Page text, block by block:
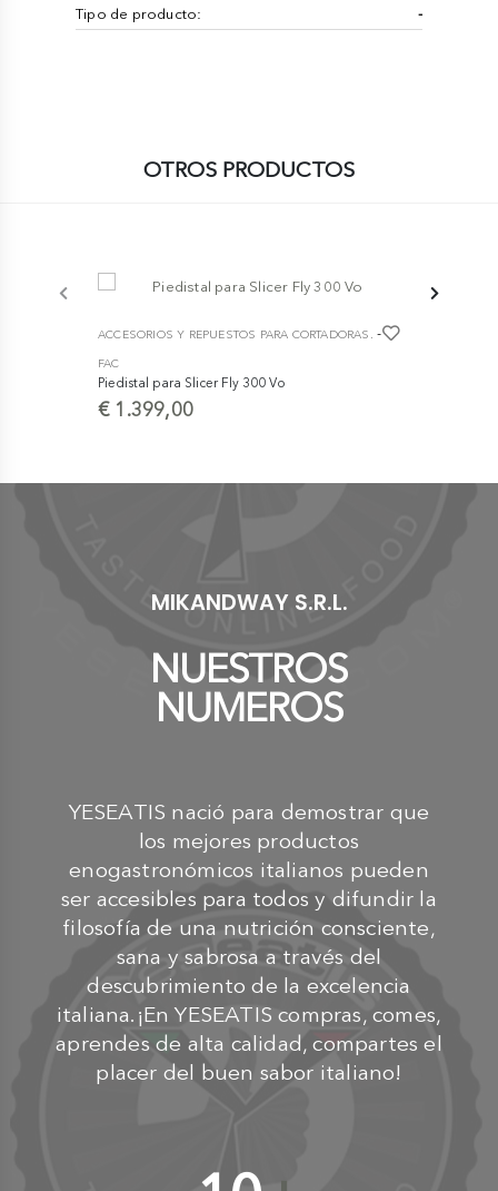
Tipo de producto: -
OTROS PRODUCTOS
ACCESORIOS Y REPUESTOS PARA CORTADORAS. -
FAC
Piedistal para Slicer Fly 300 Vo
€ 1.399,00
MIKANDWAY S.R.L.
NUESTROS
NUMEROS
YESEATIS nació para demostrar que
los mejores productos
enogastronómicos italianos pueden
ser accesibles para todos y difundir la
filosofía de una nutrición consciente,
sana y sabrosa a través del
descubrimiento de la excelencia
italiana.¡En YESEATIS compras, comes,
aprendes de alta calidad, compartes el
placer del buen sabor italiano!